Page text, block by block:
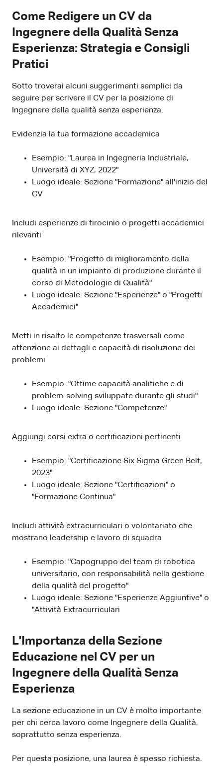
Come Redigere un CV da
Ingegnere della Qualità Senza
Esperienza: Strategia e Consigli
Pratici
Sotto troverai alcuni suggerimenti semplici da
seguire per scrivere il CV per la posizione di
Ingegnere della qualità senza esperienza.
Evidenzia la tua formazione accademica
Esempio: "Laurea in Ingegneria Industriale,
Università di XYZ, 2022"
Luogo ideale: Sezione "Formazione" all'inizio del
CV
Includi esperienze di tirocinio o progetti accademici
rilevanti
Esempio: "Progetto di miglioramento della
qualità in un impianto di produzione durante il
corso di Metodologie di Qualità"
Luogo ideale: Sezione "Esperienze" o "Progetti
Accademici"
Metti in risalto le competenze trasversali come
attenzione ai dettagli e capacità di risoluzione dei
problemi
Esempio: "Ottime capacità analitiche e di
problem-solving sviluppate durante gli studi"
Luogo ideale: Sezione "Competenze"
Aggiungi corsi extra o certificazioni pertinenti
Esempio: "Certificazione Six Sigma Green Belt,
2023"
Luogo ideale: Sezione "Certificazioni" o
"Formazione Continua"
Includi attività extracurriculari o volontariato che
mostrano leadership e lavoro di squadra
Esempio: "Capogruppo del team di robotica
universitario, con responsabilità nella gestione
della qualità del progetto"
Luogo ideale: Sezione "Esperienze Aggiuntive" o
"Attività Extracurriculari
L'Importanza della Sezione
Educazione nel CV per un
Ingegnere della Qualità Senza
Esperienza
La sezione educazione in un CV è molto importante
per chi cerca lavoro come Ingegnere della Qualità,
soprattutto senza esperienza.
Per questa posizione, una laurea è spesso richiesta.